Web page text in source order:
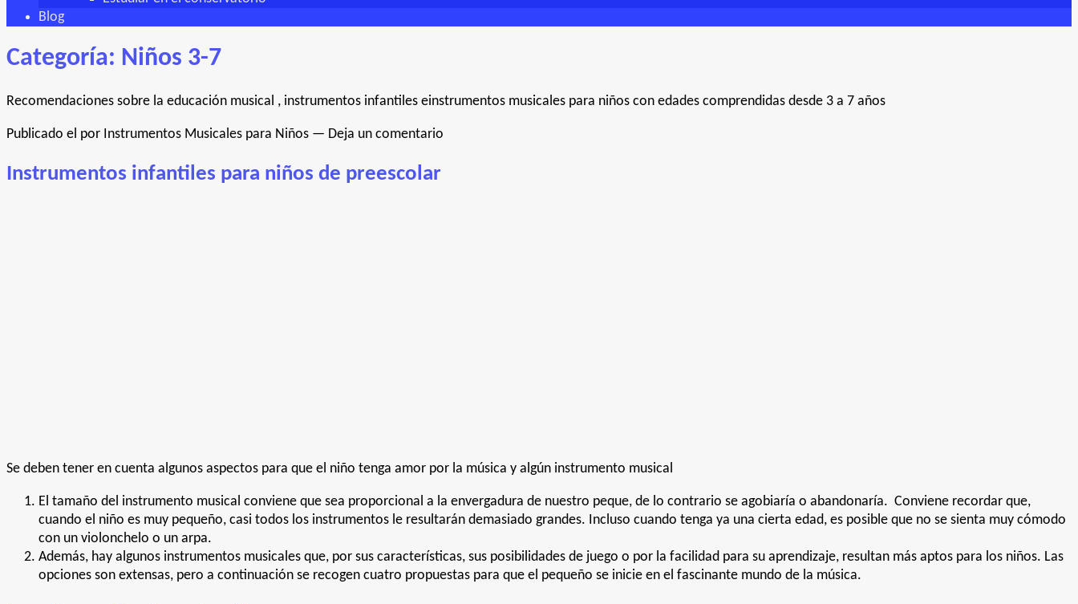
Blog
Categoría: Niños 3-7
Recomendaciones sobre la educación musical , instrumentos infantiles einstrumentos musicales para niños con edades comprendidas desde 3 a 7 años
Publicado el por Instrumentos Musicales para Niños — Deja un comentario
Instrumentos infantiles para niños de preescolar
Se deben tener en cuenta algunos aspectos para que el niño tenga amor por la música y algún instrumento musical
El tamaño del instrumento musical conviene que sea proporcional a la envergadura de nuestro peque, de lo contrario se agobiaría o abandonaría. Conviene recordar que,
cuando el niño es muy pequeño, casi todos los instrumentos le resultarán demasiado grandes. Incluso cuando tenga ya una cierta edad, es posible que no se sienta muy cómodo
con un violonchelo o un arpa.
Además, hay algunos instrumentos musicales que, por sus características, sus posibilidades de juego o por la facilidad para su aprendizaje, resultan más aptos para los niños. Las
opciones son extensas, pero a continuación se recogen cuatro propuestas para que el pequeño se inicie en el fascinante mundo de la música.